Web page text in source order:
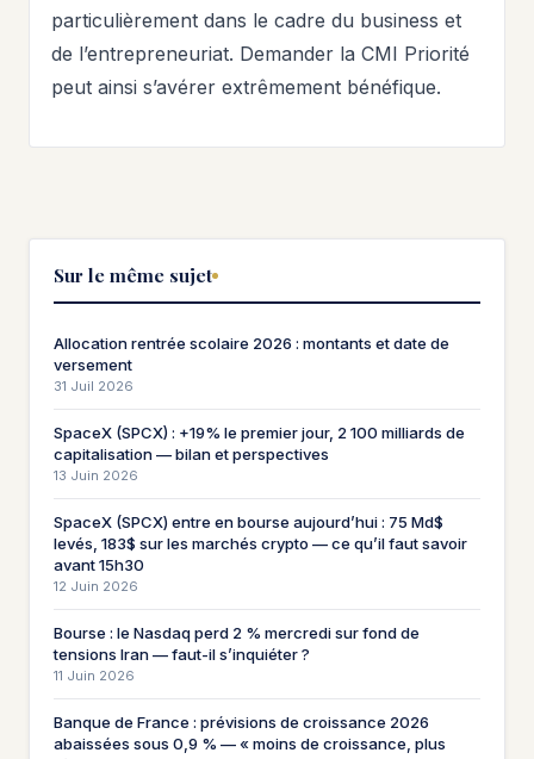
particulièrement dans le cadre du business et
de l’entrepreneuriat. Demander la CMI Priorité
peut ainsi s’avérer extrêmement bénéfique.
Sur le même sujet
Allocation rentrée scolaire 2026 : montants et date de
versement
31 Juil 2026
SpaceX (SPCX) : +19% le premier jour, 2 100 milliards de
capitalisation — bilan et perspectives
13 Juin 2026
SpaceX (SPCX) entre en bourse aujourd’hui : 75 Md$
levés, 183$ sur les marchés crypto — ce qu’il faut savoir
avant 15h30
12 Juin 2026
Bourse : le Nasdaq perd 2 % mercredi sur fond de
tensions Iran — faut-il s’inquiéter ?
11 Juin 2026
Banque de France : prévisions de croissance 2026
abaissées sous 0,9 % — « moins de croissance, plus